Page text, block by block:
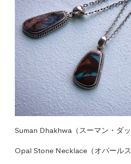
Suman Dhakhwa（スーマン・ダッ
Opal Stone Necklace（オパールス